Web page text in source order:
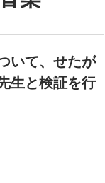
いて、せたが
生と検証を行